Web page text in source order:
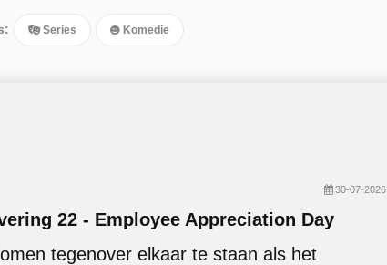
Series Komedie
30-07-2026
22 - Employee Appreciation Day
tegenover elkaar te staan als het